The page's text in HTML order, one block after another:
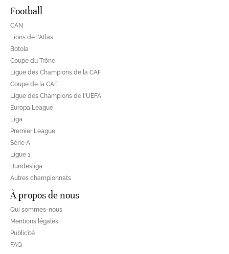
Football
CAN
Lions de l'Atlas
Botola
Coupe du Trône
Ligue des Champions de la CAF
Coupe de la CAF
Ligue des Champions de l'UEFA
Europa League
Liga
Premier League
Série A
Ligue 1
Bundesliga
Autres championnats
À propos de nous
Qui sommes-nous
Mentions légales
Publicité
FAQ